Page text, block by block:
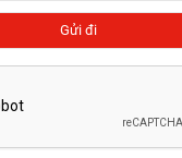
24h luôn huy động
khách hàng thay màn hình
điện thoại chính hãng tại
2h. Thời gian thay mặt
vài trường hợp điện thoại
đến 5h.